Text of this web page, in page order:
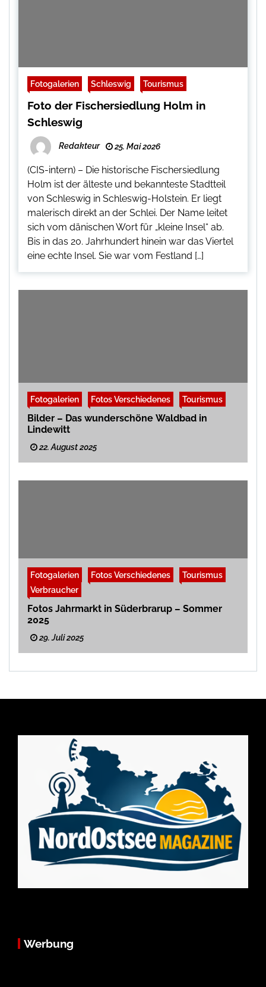
Fotogalerien Schleswig Tourismus
Foto der Fischersiedlung Holm in
Schleswig
Redakteur 25. Mai 2026
(CIS-intern) – Die historische Fischersiedlung
Holm ist der älteste und bekannteste Stadtteil
von Schleswig in Schleswig-Holstein. Er liegt
malerisch direkt an der Schlei. Der Name leitet
sich vom dänischen Wort für „kleine Insel“ ab.
Bis in das 20. Jahrhundert hinein war das Viertel
eine echte Insel. Sie war vom Festland […]
Fotogalerien Fotos Verschiedenes Tourismus
Bilder – Das wunderschöne Waldbad in
Lindewitt
22. August 2025
Fotogalerien Fotos Verschiedenes
Tourismus
Verbraucher
Fotos Jahrmarkt in Süderbrarup – Sommer
2025
29. Juli 2025
Werbung